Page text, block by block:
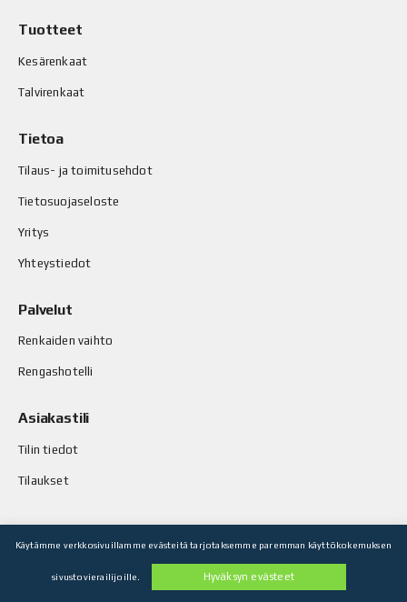
Tuotteet
Kesärenkaat
Talvirenkaat
Tietoa
Tilaus- ja toimitusehdot
Tietosuojaseloste
Yritys
Yhteystiedot
Palvelut
Renkaiden vaihto
Rengashotelli
Asiakastili
Tilin tiedot
Tilaukset
© Stop-Rust Oy. Kaikki oikeudet pidätetään.
Käytämme verkkosivuillamme evästeitä tarjotaksemme paremman käyttökokemuksen
sivustovierailijoille. Hyväksyn evästeet